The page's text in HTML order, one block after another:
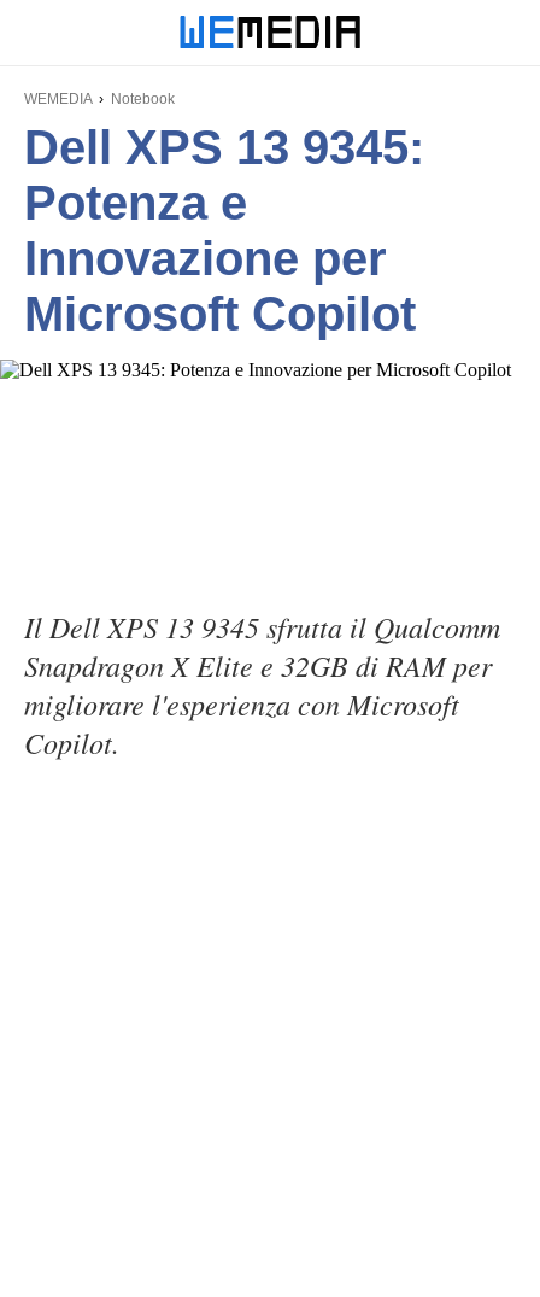
WEMEDIA Notebook
Dell XPS 13 9345:
Potenza e
Innovazione per
Microsoft Copilot
Il Dell XPS 13 9345 sfrutta il Qualcomm
Snapdragon X Elite e 32GB di RAM per
migliorare l'esperienza con Microsoft
Copilot.